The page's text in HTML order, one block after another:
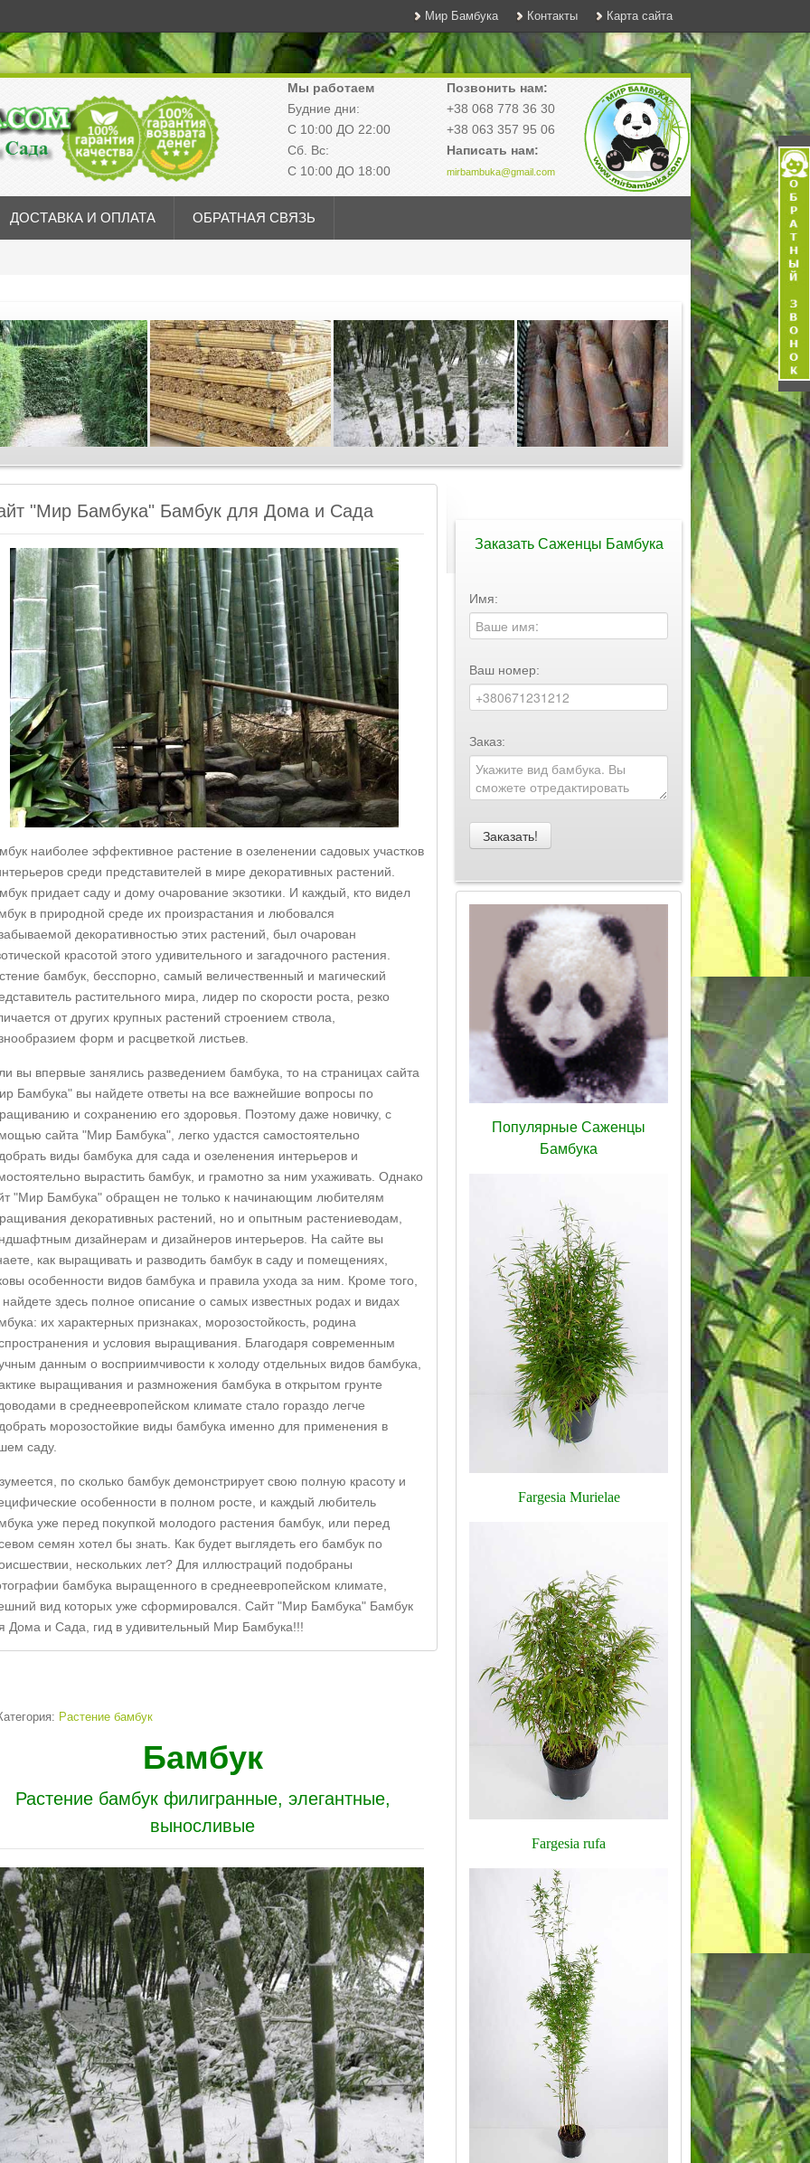
Мир Бамбука Контакты Карта сайта
Мы работаем
Будние дни:
С 10:00 ДО 22:00
Сб. Вс:
С 10:00 ДО 18:00
Позвонить нам:
+38 068 778 36 30
+38 063 357 95 06
Написать нам:
mirbambuka@gmail.com
ДОСТАВКА И ОПЛАТА ОБРАТНАЯ СВЯЗЬ
"Мир Бамбука" Бамбук для Дома и Сада
наиболее эффективное растение в озеленении садовых участков
среди представителей в мире декоративных растений.
придает саду и дому очарование экзотики. И каждый, кто видел
в природной среде их произрастания и любовался
декоративностью этих растений, был очарован
красотой этого удивительного и загадочного растения.
бамбук, бесспорно, самый величественный и магический
растительного мира, лидер по скорости роста, резко
от других крупных растений строением ствола,
форм и расцветкой листьев.
вы впервые занялись разведением бамбука, то на страницах сайта
Бамбука" вы найдете ответы на все важнейшие вопросы по
и сохранению его здоровья. Поэтому даже новичку, с
сайта "Мир Бамбука", легко удастся самостоятельно
виды бамбука для сада и озеленения интерьеров и
вырастить бамбук, и грамотно за ним ухаживать. Однако
"Мир Бамбука" обращен не только к начинающим любителям
декоративных растений, но и опытным растениеводам,
дизайнерам и дизайнеров интерьеров. На сайте вы
как выращивать и разводить бамбук в саду и помещениях,
особенности видов бамбука и правила ухода за ним. Кроме того,
здесь полное описание о самых известных родах и видах
их характерных признаках, морозостойкость, родина
и условия выращивания. Благодаря современным
данным о восприимчивости к холоду отдельных видов бамбука,
выращивания и размножения бамбука в открытом грунте
в среднеевропейском климате стало гораздо легче
морозостойкие виды бамбука именно для применения в
саду.
по сколько бамбук демонстрирует свою полную красоту и
особенности в полном росте, и каждый любитель
уже перед покупкой молодого растения бамбук, или перед
семян хотел бы знать. Как будет выглядеть его бамбук по
нескольких лет? Для иллюстраций подобраны
бамбука выращенного в среднеевропейском климате,
вид которых уже сформировался. Сайт "Мир Бамбука" Бамбук
Дома и Сада, гид в удивительный Мир Бамбука!!!
Растение бамбук
Бамбук
Растение бамбук филигранные, элегантные,
выносливые
Заказать Саженцы Бамбука
Имя:
Ваш номер:
Заказ:
Популярные Саженцы
Бамбука
Fargesia Murielae
Fargesia rufa